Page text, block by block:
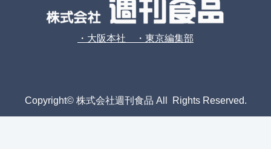
・大阪本社 ・東京編集部
Copyright© 株式会社週刊食品 All Rights Reserved.